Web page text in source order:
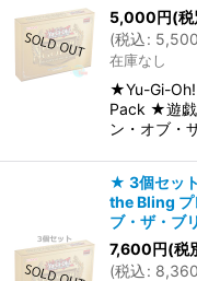
5,000円(税
(税込: 5,500
在庫なし
★Yu-Gi-Oh!
Pack ★遊戯
ン・オブ・
★ 3個セッ
the Bling プ
ブ・ザ・ブ
7,600円(税
(税込: 8,360